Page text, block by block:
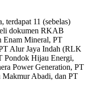
terdapat 11 (sebelas)
dokumen RKAB
Enam Mineral, PT
Alur Jaya Indah (RLK
Pondok Hijau Energi,
Power Generation, PT
Makmur Abadi, dan PT